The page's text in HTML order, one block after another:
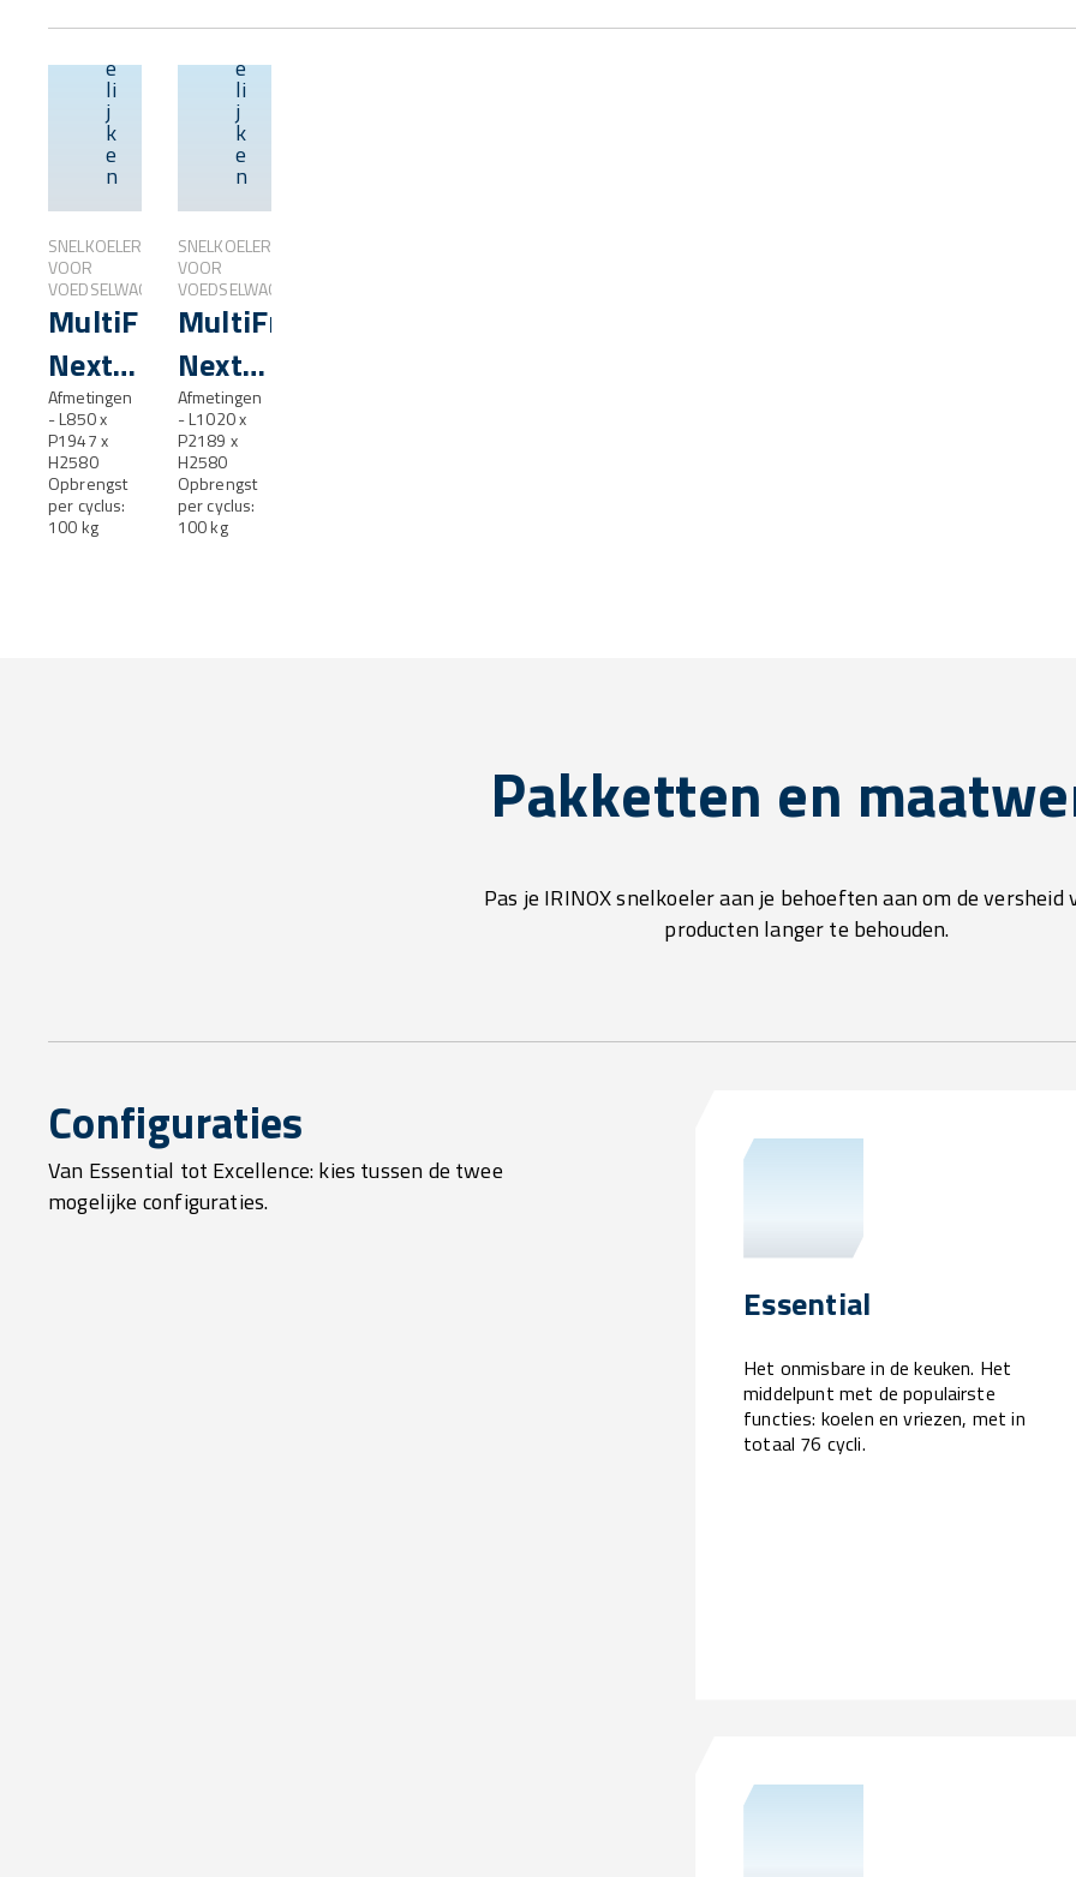
r
e
li
j
k
e
n
Overzicht
SNELKOELERS
VOOR
VOEDSELWAGENS
MultiFresh®
Next
XL
Afmetingen
- L850 x
P1947 x
H2580
Opbrengst
per cyclus:
100 kg
r
e
li
j
k
e
n
SNELKOELERS
VOOR
VOEDSELWAGENS
MultiFresh®
Next
XXL
Afmetingen
- L1020 x
P2189 x
H2580
Opbrengst
per cyclus:
100 kg
Pakketten en
Pas je IRINOX snelkoeler aan je behoeften aan om de versheid
producten langer te behouden.
Configuraties
Van Essential tot Excellence: kies tussen de twee
mogelijke configuraties.
Essential
Het onmisbare in de keuken. Het
middelpunt met de populairste
functies: koelen en vriezen, met in
totaal 76 cycli.